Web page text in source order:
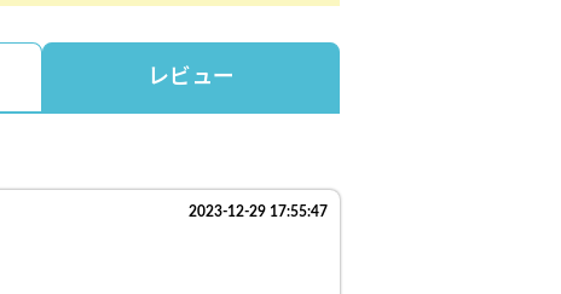
レビュー
2023-12-29 17:55:47